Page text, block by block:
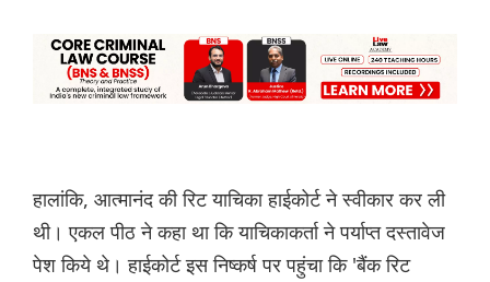
हालांकि, आत्मानंद की रिट याचिका हाईकोर्ट ने स्वीकार कर ली
थी। एकल पीठ ने कहा था कि याचिकाकर्ता ने पर्याप्त दस्तावेज
पेश किये थे। हाईकोर्ट इस निष्कर्ष पर पहुंचा कि 'बैंक रिट